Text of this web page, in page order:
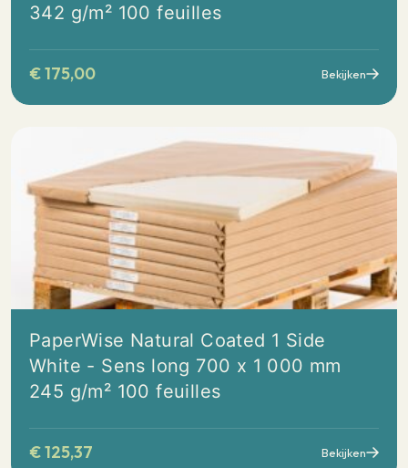
342 g/m² 100 feuilles
€175,00 Bekijken
PaperWise Natural Coated 1 Side
White - Sens long 700 x 1 000 mm
245 g/m² 100 feuilles
€125,37 Bekijken